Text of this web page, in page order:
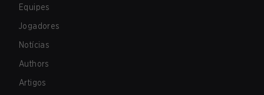
Equipes
Jogadores
Notícias
Authors
Artigos